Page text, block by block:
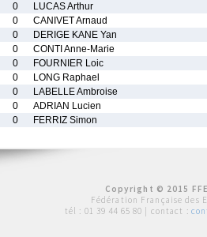
0
LUCAS Arthur
0
CANIVET Arnaud
0
DERIGE KANE Yan
0
CONTI Anne-Marie
0
FOURNIER Loic
0
LONG Raphael
0
LABELLE Ambroise
0
ADRIAN Lucien
0 FERRIZ Simon
Copyright © 2015
Fédération Française des
tél : 01 39 44 65 80 | contact :